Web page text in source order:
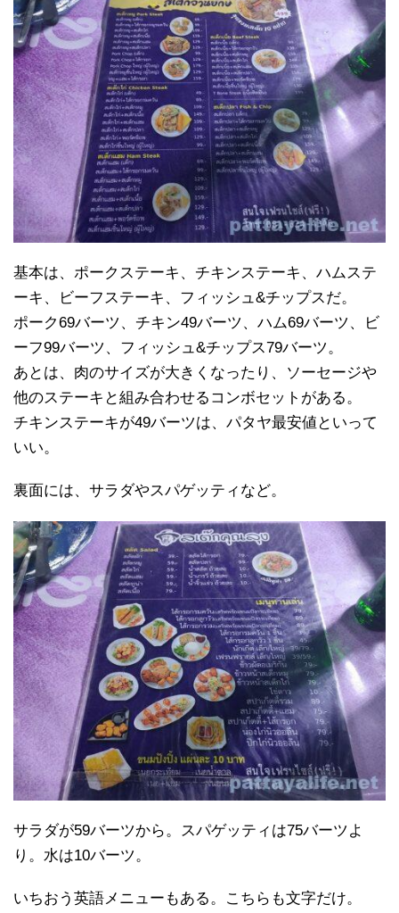
基本は、ポークステーキ、チキンステーキ、ハムステ
ーキ、ビーフステーキ、フィッシュ&チップスだ。
ポーク69バーツ、チキン49バーツ、ハム69バーツ、ビ
ーフ99バーツ、フィッシュ&チップス79バーツ。
あとは、肉のサイズが大きくなったり、ソーセージや
他のステーキと組み合わせるコンボセットがある。
チキンステーキが49バーツは、パタヤ最安値といって
いい。
裏面には、サラダやスパゲッティなど。
サラダが59バーツから。スパゲッティは75バーツよ
り。水は10バーツ。
いちおう英語メニューもある。こちらも文字だけ。